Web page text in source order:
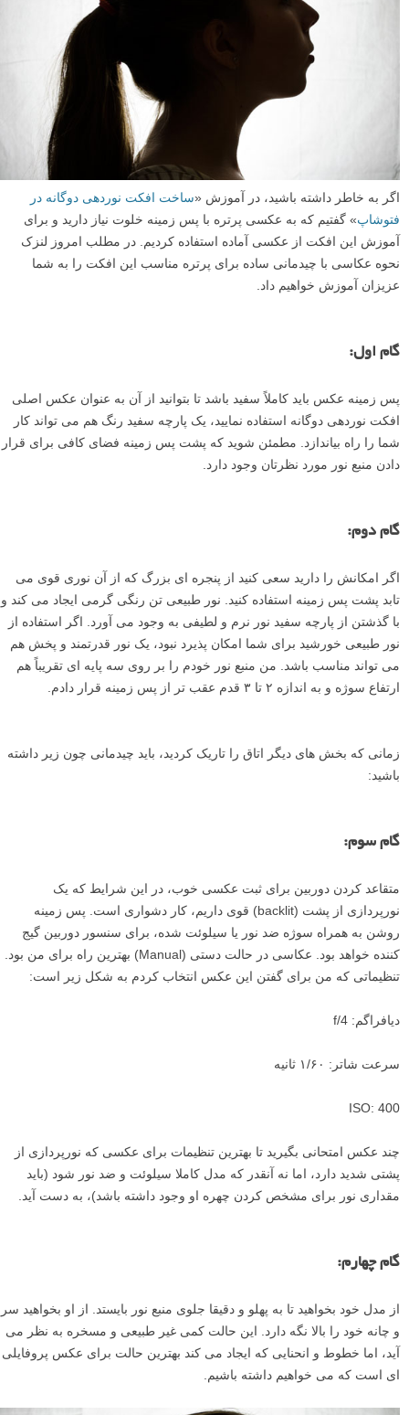
اگر به خاطر داشته باشید، در آموزش «ساخت افکت نوردهی دوگانه در
فتوشاپ» گفتیم که به عکسی پرتره با پس زمینه خلوت نیاز دارید و برای
آموزش این افکت از عکسی آماده استفاده کردیم. در مطلب امروز لنزک
نحوه عکاسی با چیدمانی ساده برای پرتره مناسب این افکت را به شما
عزیزان آموزش خواهیم داد.
گام اول:
پس زمینه عکس باید کاملاً سفید باشد تا بتوانید از آن به عنوان عکس اصلی
افکت نوردهی دوگانه استفاده نمایید، یک پارچه سفید رنگ هم می تواند کار
شما را راه بیاندازد. مطمئن شوید که پشت پس زمینه فضای کافی برای قرار
دادن منبع نور مورد نظرتان وجود دارد.
گام دوم:
اگر امکانش را دارید سعی کنید از پنجره ای بزرگ که از آن نوری قوی می
تابد پشت پس زمینه استفاده کنید. نور طبیعی تن رنگی گرمی ایجاد می کند و
با گذشتن از پارچه سفید نور نرم و لطیفی به وجود می آورد. اگر استفاده از
نور طبیعی خورشید برای شما امکان پذیرد نبود، یک نور قدرتمند و پخش هم
می تواند مناسب باشد. من منبع نور خودم را بر روی سه پایه ای تقریباً هم
ارتفاع سوژه و به اندازه ۲ تا ۳ قدم عقب تر از پس زمینه قرار دادم.
زمانی که بخش های دیگر اتاق را تاریک کردید، باید چیدمانی چون زیر داشته
باشید: